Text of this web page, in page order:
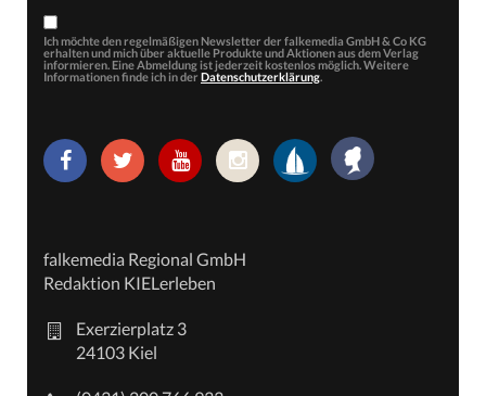
Ich möchte den regelmäßigen Newsletter der falkemedia GmbH & Co KG
erhalten und mich über aktuelle Produkte und Aktionen aus dem Verlag
informieren. Eine Abmeldung ist jederzeit kostenlos möglich. Weitere
Informationen finde ich in der Datenschutzerklärung.
falkemedia Regional GmbH
Redaktion KIELerleben
Exerzierplatz 3
24103 Kiel